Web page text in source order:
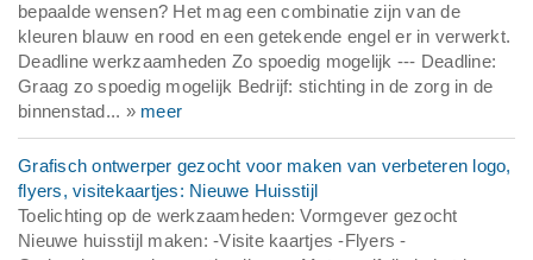
bepaalde wensen? Het mag een combinatie zijn van de
kleuren blauw en rood en een getekende engel er in verwerkt.
Deadline werkzaamheden Zo spoedig mogelijk --- Deadline:
Graag zo spoedig mogelijk Bedrijf: stichting in de zorg in de
binnenstad... » meer
Grafisch ontwerper gezocht voor maken van verbeteren logo,
flyers, visitekaartjes: Nieuwe Huisstijl
Toelichting op de werkzaamheden: Vormgever gezocht
Nieuwe huisstijl maken: -Visite kaartjes -Flyers -